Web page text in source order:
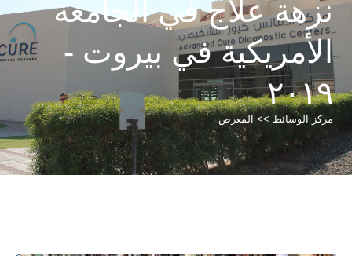
نزهة علاج في الجامعة
الأمريكية في بيروت -
٢٠١٩
مركز الوسائط >> المعرض